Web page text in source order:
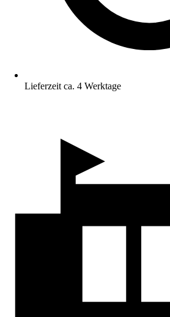
Lieferzeit ca. 4 Werktage